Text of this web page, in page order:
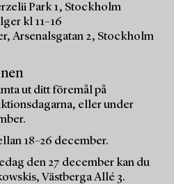
Park 1, Stockholm
kl 11–16
Arsenalsgatan 2, Stockholm
ut ditt föremål på
eller under
18–26 december.
den 27 december kan du
Västberga Allé 3.